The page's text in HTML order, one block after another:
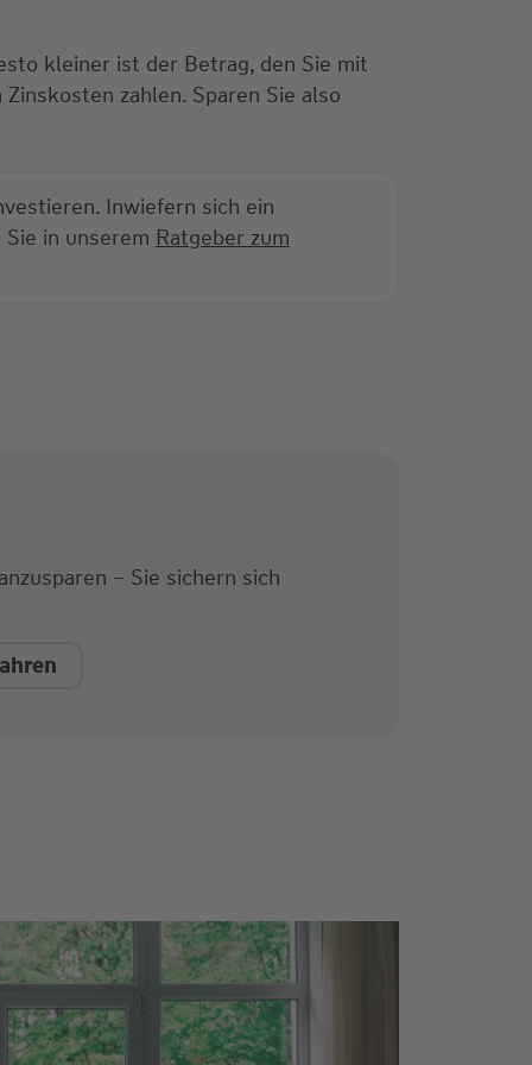
kleiner ist der Betrag, den Sie mit
zahlen. Sparen Sie also
Inwiefern sich ein
in unserem Ratgeber zum
– Sie sichern sich